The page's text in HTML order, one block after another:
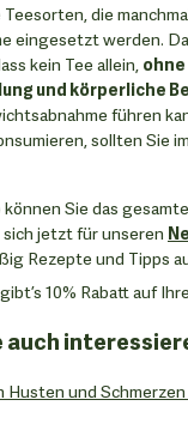
die
eingesetzt werden.
kein Tee allein, ohne
und körperliche
führen
sollten Sie
Sie das gesamte
jetzt für unseren
Rezepte und Tipps
10% Rabatt auf
auch
und